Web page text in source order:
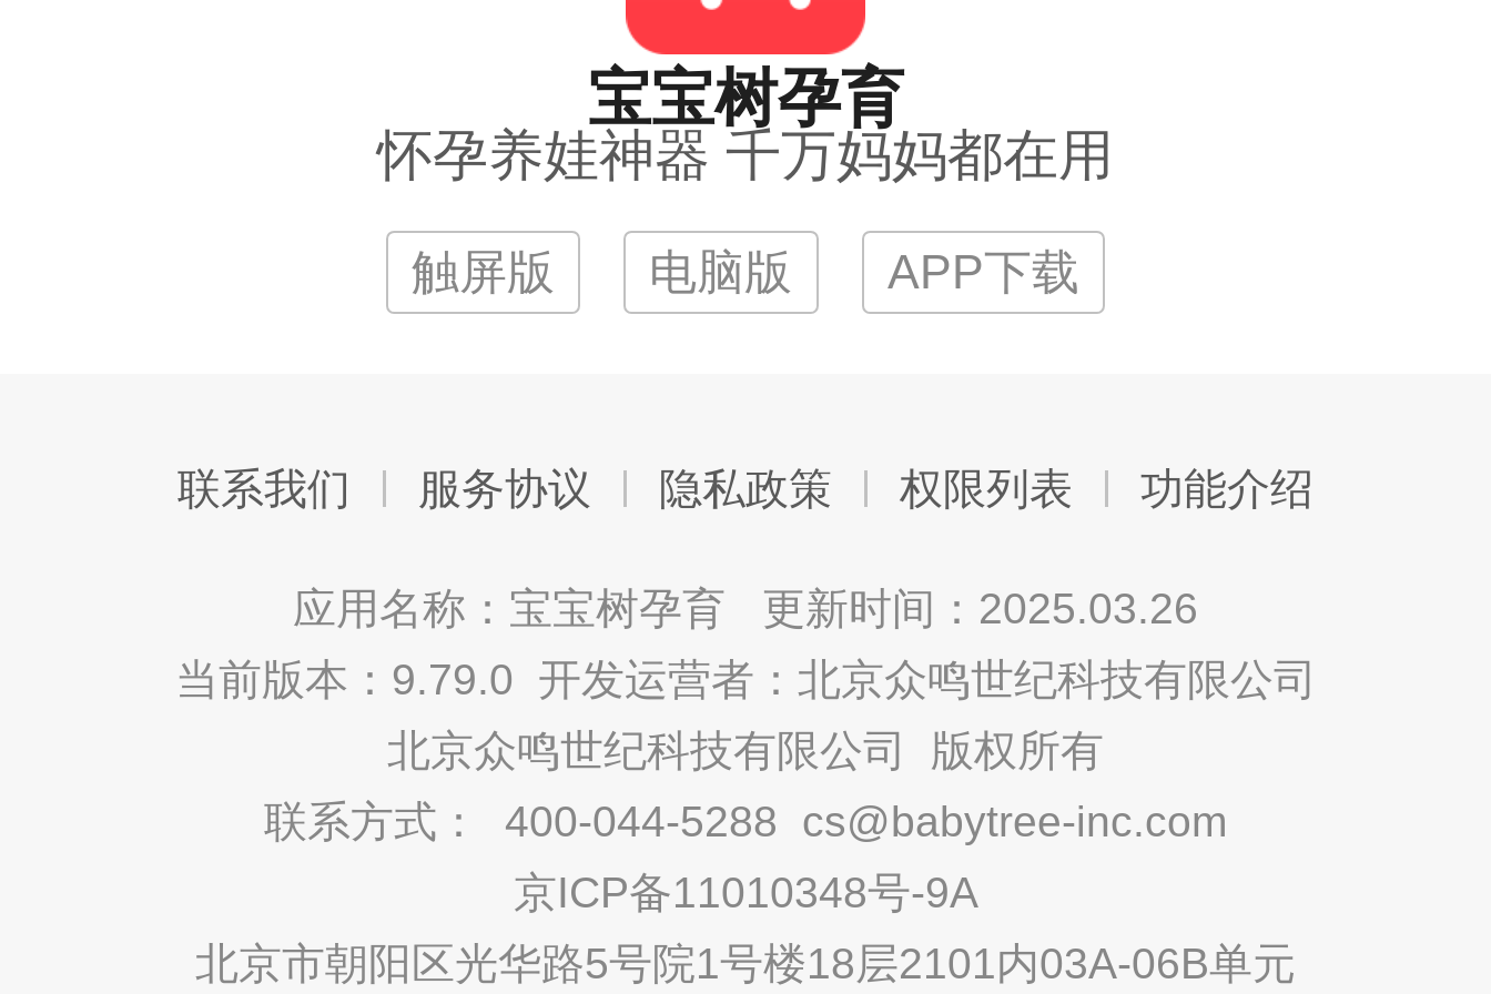
宝宝树孕育
怀孕养娃神器 千万妈妈都在用
触屏版 电脑版 APP下载
联系我们 服务协议 隐私政策 权限列表 功能介绍
应用名称：宝宝树孕育 更新时间：2025.03.26
当前版本：9.79.0 开发运营者：北京众鸣世纪科技有限公司
北京众鸣世纪科技有限公司 版权所有
联系方式： 400-044-5288 cs@babytree-inc.com
京ICP备11010348号-9A
北京市朝阳区光华路5号院1号楼18层2101内03A-06B单元